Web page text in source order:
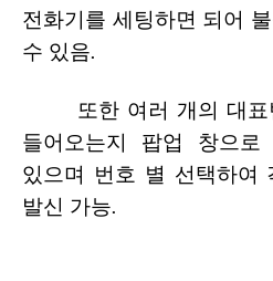
전화기를 세팅하면 되어
수 있음.
또한 여러 개의 대
들어오는지
팝업 창으로
있으며
번호 별 선택하여
발신 가능.